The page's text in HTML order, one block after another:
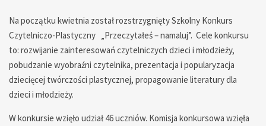
Na początku kwietnia został rozstrzygnięty Szkolny Konkurs
Czytelniczo-Plastyczny „Przeczytałeś – namaluj”. Cele konkursu
to: rozwijanie zainteresowań czytelniczych dzieci i młodzieży,
pobudzanie wyobraźni czytelnika, prezentacja i popularyzacja
dziecięcej twórczości plastycznej, propagowanie literatury dla
dzieci i młodzieży.
W konkursie wzięło udział 46 uczniów. Komisja konkursowa wzięła